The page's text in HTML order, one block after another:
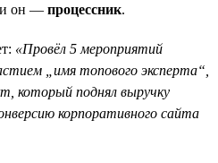
он — процессник.
«Провёл 5 мероприятий
„имя топового эксперта“,
который поднял выручку
корпоративного сайта